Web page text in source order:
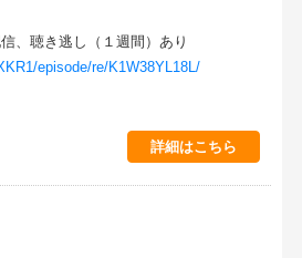
聴き逃し（１週間）あり
episode/re/K1W38YL18L/
詳細はこちら